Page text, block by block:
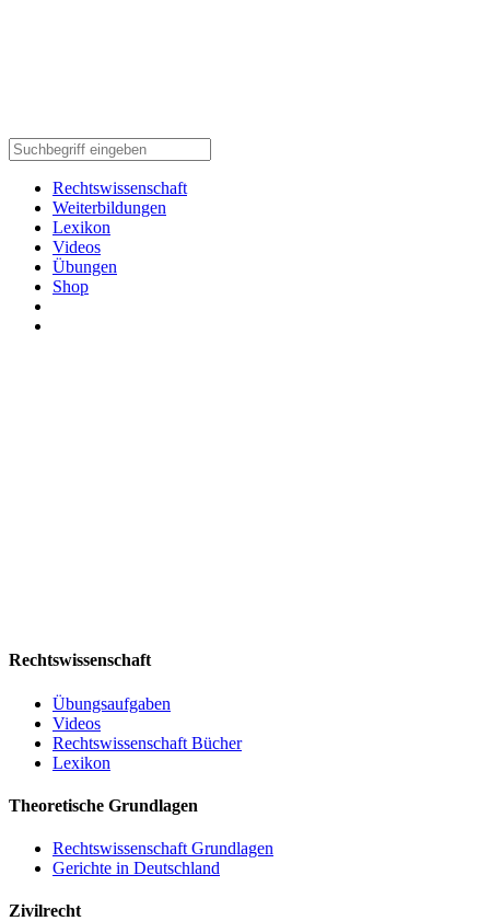
Rechtswissenschaft
Weiterbildungen
Lexikon
Videos
Übungen
Shop
Rechtswissenschaft
Übungsaufgaben
Videos
Rechtswissenschaft Bücher
Lexikon
Theoretische Grundlagen
Rechtswissenschaft Grundlagen
Gerichte in Deutschland
Zivilrecht